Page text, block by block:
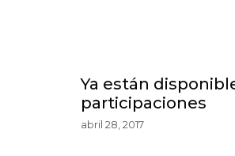
Ya están
participaciones
abril 28, 2017